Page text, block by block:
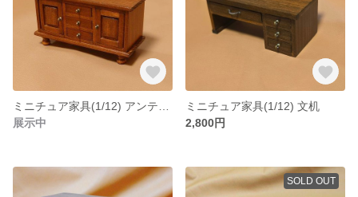
展示中
ミニチュア家具(1/12) 文机
2,800円
SOLD OUT